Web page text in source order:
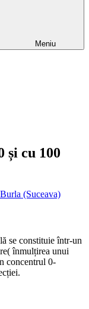
Meniu
și cu 100
(Suceava)
se constituie într-un
înmulțirea unui
concentrul 0-